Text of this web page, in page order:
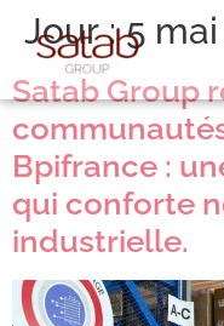
Jour :5
Satab Group
Bpifrance :
qui conforte
industrielle.